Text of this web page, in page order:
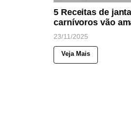
5 Receitas de
carnívoros vão
23/11/2025
Veja Mais